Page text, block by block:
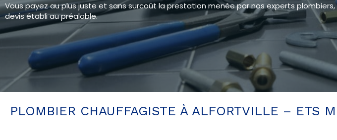
Vous payez au plus juste et sans surcoût la prestation menée par nos experts
devis établi au préalable.
PLOMBIER CHAUFFAGISTE À ALFORTVILLE – ETS